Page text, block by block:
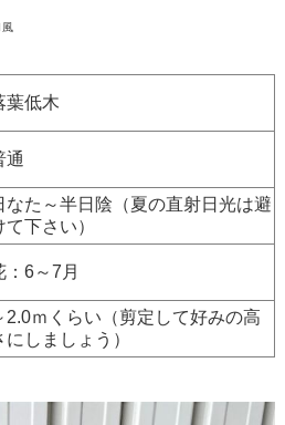
葉低木
通
なた～半日陰（夏の直射日光は避
て下さい）
：6～7月
2.0ｍくらい（剪定して好みの高
にしましょう）